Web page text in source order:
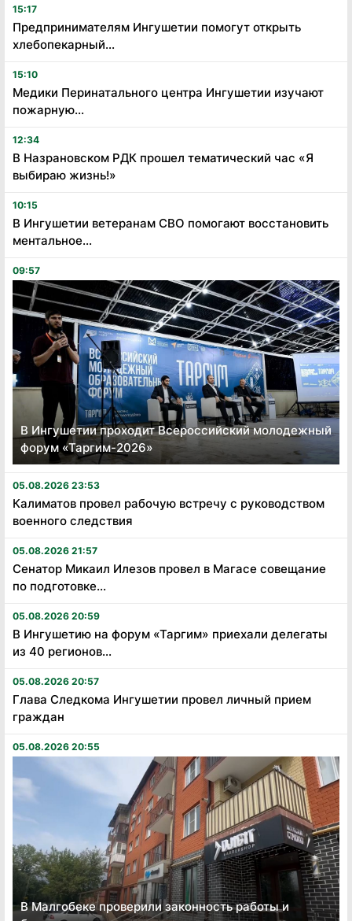
15:17
Предпринимателям Ингушетии помогут открыть
хлебопекарный...
15:10
Медики Перинатального центра Ингушетии изучают
пожарную...
12:34
В Назрановском РДК прошел тематический час «Я
выбираю жизнь!»
10:15
В Ингушетии ветеранам СВО помогают восстановить
ментальное...
09:57
В Ингушетии проходит Всероссийский молодежный
форум «Таргим-2026»
05.08.2026 23:53
Калиматов провел рабочую встречу с руководством
военного следствия
05.08.2026 21:57
Сенатор Микаил Илезов провел в Магасе совещание
по подготовке...
05.08.2026 20:59
В Ингушетию на форум «Таргим» приехали делегаты
из 40 регионов...
05.08.2026 20:57
Глава Следкома Ингушетии провел личный прием
граждан
05.08.2026 20:55
В Малгобеке проверили законность работы и